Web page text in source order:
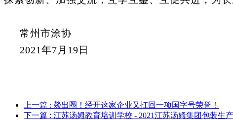
常州市涂协
2021年7月19日
上一篇 : 燚出圈！经开这家企业又扛回一项国字号荣誉！
下一篇 : 江苏汤姆教育培训学校 - 2021江苏汤姆集团包装生